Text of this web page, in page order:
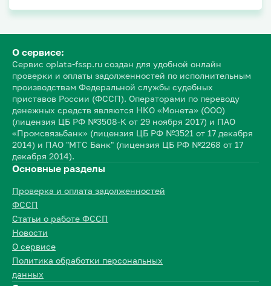
О сервисе:
Сервис oplata-fssp.ru создан для удобной онлайн
проверки и оплаты задолженностей по исполнительным
производствам Федеральной службы судебных
приставов России (ФССП). Операторами по переводу
денежных средств являются НКО «Монета» (ООО)
(лицензия ЦБ РФ №3508-К от 29 ноября 2017) и ПАО
«Промсвязьбанк» (лицензия ЦБ РФ №3521 от 17 декабря
2014) и ПАО "МТС Банк" (лицензия ЦБ РФ №2268 от 17
декабря 2014).
Основные разделы
Проверка и оплата задолженностей
ФССП
Статьи о работе ФССП
Новости
О сервисе
Политика обработки персональных
данных